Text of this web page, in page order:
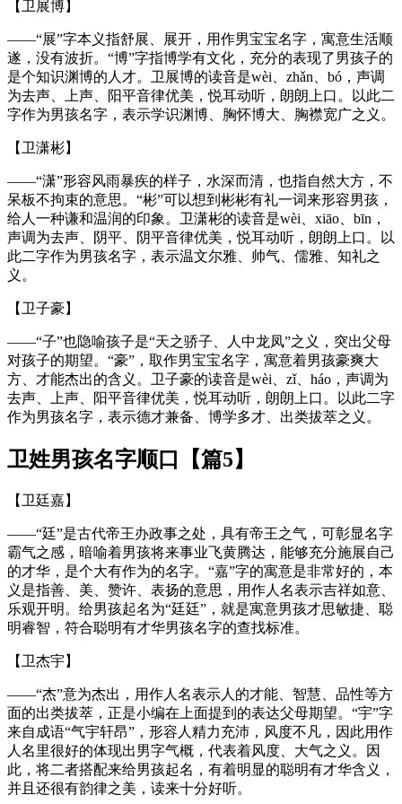
【卫展博】
——“展”字本义指舒展、展开，用作男宝宝名字，寓意生活顺
遂，没有波折。“博”字指博学有文化，充分的表现了男孩子的
是个知识渊博的人才。卫展博的读音是wèi、zhǎn、bó，声调
为去声、上声、阳平音律优美，悦耳动听，朗朗上口。以此二
字作为男孩名字，表示学识渊博、胸怀博大、胸襟宽广之义。
【卫潇彬】
——“潇”形容风雨暴疾的样子，水深而清，也指自然大方，不
呆板不拘束的意思。“彬”可以想到彬彬有礼一词来形容男孩，
给人一种谦和温润的印象。卫潇彬的读音是wèi、xiāo、bīn，
声调为去声、阴平、阴平音律优美，悦耳动听，朗朗上口。以
此二字作为男孩名字，表示温文尔雅、帅气、儒雅、知礼之
义。
【卫子豪】
——“子”也隐喻孩子是“天之骄子、人中龙凤”之义，突出父母
对孩子的期望。“豪”，取作男宝宝名字，寓意着男孩豪爽大
方、才能杰出的含义。卫子豪的读音是wèi、zǐ、háo，声调为
去声、上声、阳平音律优美，悦耳动听，朗朗上口。以此二字
作为男孩名字，表示德才兼备、博学多才、出类拔萃之义。
卫姓男孩名字顺口【篇5】
【卫廷嘉】
——“廷”是古代帝王办政事之处，具有帝王之气，可彰显名字
霸气之感，暗喻着男孩将来事业飞黄腾达，能够充分施展自己
的才华，是个大有作为的名字。“嘉”字的寓意是非常好的，本
义是指善、美、赞许、表扬的意思，用作人名表示吉祥如意、
乐观开明。给男孩起名为“廷廷”，就是寓意男孩才思敏捷、聪
明睿智，符合聪明有才华男孩名字的查找标准。
【卫杰宇】
——“杰”意为杰出，用作人名表示人的才能、智慧、品性等方
面的出类拔萃，正是小编在上面提到的表达父母期望。“宇”字
来自成语“气宇轩昂”，形容人精力充沛，风度不凡，因此用作
人名里很好的体现出男字气概，代表着风度、大气之义。因
此，将二者搭配来给男孩起名，有着明显的聪明有才华含义，
并且还很有韵律之美，读来十分好听。